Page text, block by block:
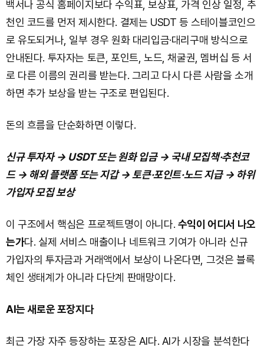
백서나 공식 홈페이지보다 수익표, 보상표, 가격 인상 일정, 추
천인 코드를 먼저 제시한다. 결제는 USDT 등 스테이블코인으
로 유도되거나, 일부 경우 원화 대리입금·대리구매 방식으로
안내된다. 투자자는 토큰, 포인트, 노드, 채굴권, 멤버십 등 서
로 다른 이름의 권리를 받는다. 그리고 다시 다른 사람을 소개
하면 추가 보상을 받는 구조로 편입된다.
돈의 흐름을 단순화하면 이렇다.
신규 투자자 → USDT 또는 원화 입금 → 국내 모집책·추천코
드 → 해외 플랫폼 또는 지갑 → 토큰·포인트·노드 지급 → 하위
가입자 모집 보상
이 구조에서 핵심은 프로젝트명이 아니다. 수익이 어디서 나오
는가다. 실제 서비스 매출이나 네트워크 기여가 아니라 신규
가입자의 투자금과 거래액에서 보상이 나온다면, 그것은 블록
체인 생태계가 아니라 다단계 판매망이다.
AI는 새로운 포장지다
최근 가장 자주 등장하는 포장은 AI다. AI가 시장을 분석한다